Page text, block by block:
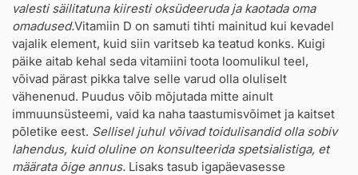
valesti säilitatuna kiiresti oksüdeeruda ja kaotada oma
omadused.Vitamiin D on samuti tihti mainitud kui kevadel
vajalik element, kuid siin varitseb ka teatud konks. Kuigi
päike aitab kehal seda vitamiini toota loomulikul teel,
võivad pärast pikka talve selle varud olla oluliselt
vähenenud. Puudus võib mõjutada mitte ainult
immuunsüsteemi, vaid ka naha taastumisvõimet ja kaitset
põletike eest. Sellisel juhul võivad toidulisandid olla sobiv
lahendus, kuid oluline on konsulteerida spetsialistiga, et
määrata õige annus. Lisaks tasub igapäevasesse